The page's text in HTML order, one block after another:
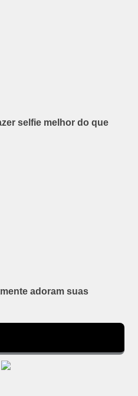
selfie melhor do que
adoram suas